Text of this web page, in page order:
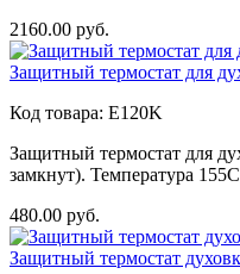
2160.00 руб.
Защитный термостат для
Код товара: E120K
Защитный термостат для
замкнут). Температура
480.00 руб.
Защитный термостат